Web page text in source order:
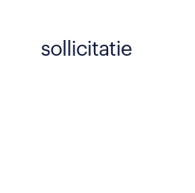
sollicitatie